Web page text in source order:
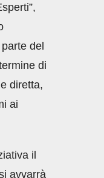
del
di
diretta,
ai
il
avvarrà